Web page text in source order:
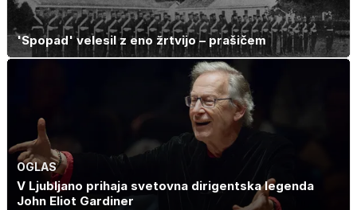
'Spopad' velesil z eno žrtvijo – prašičem
OGLAS
V Ljubljano prihaja svetovna dirigentska legenda
John Eliot Gardiner